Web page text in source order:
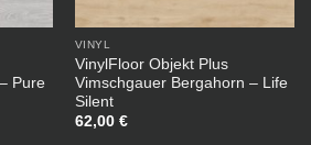
Pure
VINYL
VinylFloor Objekt Plus
Vimschgauer Bergahorn – Life
Silent
62,00 €